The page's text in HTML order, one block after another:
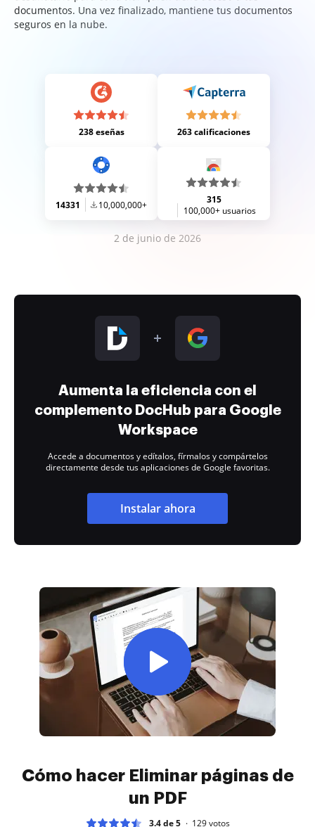
documentos. Una vez finalizado, mantiene tus documentos
seguros en la nube.
238 eseñas 263 calificaciones
14331 10,000,000+
315
100,000+ usuarios
2 de junio de 2026
Aumenta la eficiencia con el
complemento DocHub para Google
Workspace
Accede a documentos y edítalos, fírmalos y compártelos
directamente desde tus aplicaciones de Google favoritas.
Instalar ahora
Cómo hacer Eliminar páginas de
un PDF
3.4 de 5 129votos